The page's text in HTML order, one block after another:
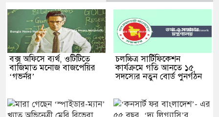
বক্স অফিসে ব্যর্থ, ওটিটিতে
বাজিমাত মনোজ বাজপেয়ির
‘গভর্নর’
চলচ্চিত্র সার্টিফিকেশন
কার্যক্রমে গতি আনতে ১৫
সদস্যের নতুন বোর্ড পুনর্গঠন